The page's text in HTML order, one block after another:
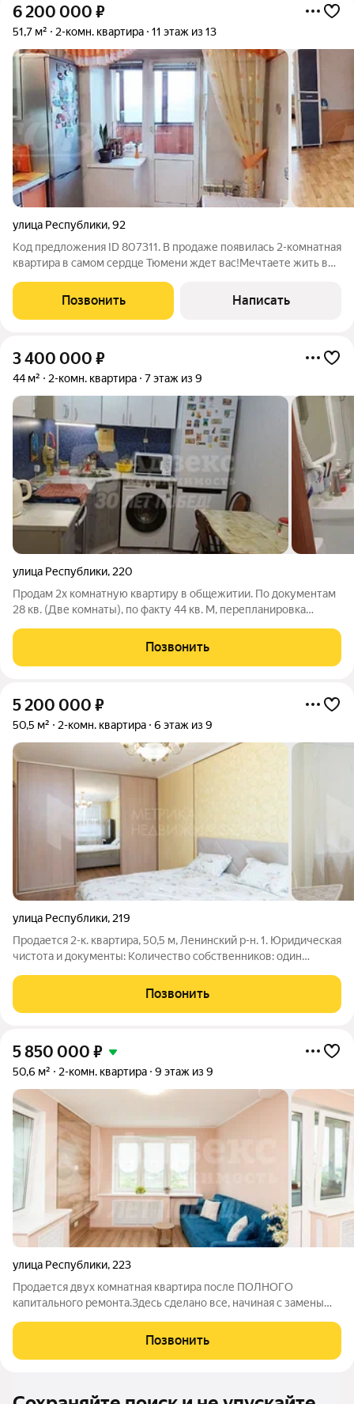
6 200 000 ₽
51,7 м² 2-комн. квартира 11 этаж из 13
улица Республики,92
Код предложения ID 807311. В продаже появилась 2-комнатная
квартира в самом сердце Тюмени ждет вас!Мечтаете жить в
доступности? Тогда это предложение для вас! Мы продаем
уютную 2-комнатную
Позвонить Написать
3 400 000 ₽
44 м² 2-комн. квартира 7 этаж из 9
улица Республики, 220
Продам 2х комнатную квартиру в общежитии. По документам
28 кв. (Две комнаты), по факту 44 кв. М, перепланировка
есть также возможность узаконить, но стоит денег, если так
важно), в блоке 4
Позвонить
5 200 000 ₽
50,5 м² 2-комн. квартира 6 этаж из 9
улица Республики, 219
Продается 2-к. квартира, 50,5 м, Ленинский р-н. 1. Юридическая
чистота и документы: Количество собственников: один
независимая экспертиза юридической чистоты. Все
документы готовы к немедленной
Позвонить
5 850 000 ₽
50,6 м² 2-комн. квартира 9 этаж из 9
улица Республики, 223
Продается двух комнатная квартира после ПОЛНОГО
капитального ремонта.Здесь сделано все, начиная с замены
капитальный ремонт пола, была залита новая стяжка. окна
везде стоят пластиковые. Забудьте о
Позвонить